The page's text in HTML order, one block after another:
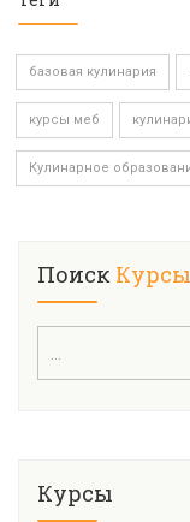
базовая кулинария
курсы меб
Кулинарное
Поиск Курсы
Курсы